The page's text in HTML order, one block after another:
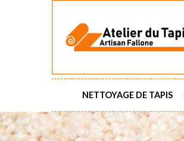
NETTOYAGE DE TAPIS